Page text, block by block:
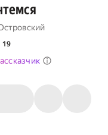
19